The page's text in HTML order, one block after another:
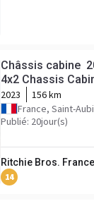
Châssis cabine
4x2 Chassis
2023
156 km
France, Saint-
Publié: 20jour(s)
Ritchie Bros. France
14